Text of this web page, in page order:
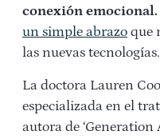
conexión emocional.
un simple abrazo que
las nuevas
La doctora Lauren
especializada en el
autora de